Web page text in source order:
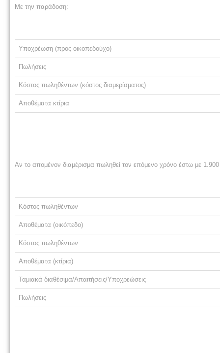
Με την παράδοση:
Υποχρέωση (προς οικοπεδούχο)
Πωλήσεις
Κόστος πωληθέντων (κόστος διαμερίσματος)
Αποθέματα κτίρια
Αν το απομένον διαμέρισμα πωληθεί τον επόμενο χρόνο έστω με
Κόστος πωληθέντων
Αποθέματα (οικόπεδο)
Κόστος πωληθέντων
Αποθέματα (κτίρια)
Ταμιακά διαθέσιμα/Απαιτήσεις/Υποχρεώσεις
Πωλήσεις